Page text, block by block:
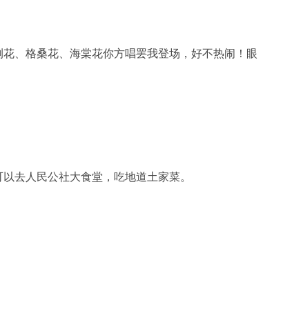
、格桑花、海棠花你方唱罢我登场，好不热闹！眼
去人民公社大食堂，吃地道土家菜。